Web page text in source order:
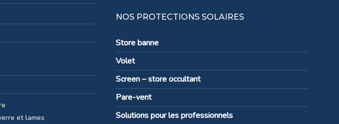
et lames
NOS PROTECTIONS SOLAIRES
Store banne
Volet
Screen – store occultant
Pare-vent
Solutions pour les professionnels